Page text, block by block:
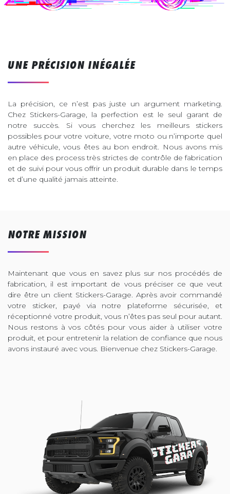
UNE PRÉCISION INÉGALÉE
La précision, ce n’est pas juste un argument marketing.
Chez Stickers-Garage, la perfection est le seul garant de
notre succès. Si vous cherchez les meilleurs stickers
possibles pour votre voiture, votre moto ou n’importe quel
autre véhicule, vous êtes au bon endroit. Nous avons mis
en place des process très strictes de contrôle de fabrication
et de suivi pour vous offrir un produit durable dans le temps
et d’une qualité jamais atteinte.
NOTRE MISSION
Maintenant que vous en savez plus sur nos procédés de
fabrication, il est important de vous préciser ce que veut
dire être un client Stickers-Garage. Après avoir commandé
votre sticker, payé via notre plateforme sécurisée, et
réceptionné votre produit, vous n’êtes pas seul pour autant.
Nous restons à vos côtés pour vous aider à utiliser votre
produit, et pour entretenir la relation de confiance que nous
avons instauré avec vous. Bienvenue chez Stickers-Garage.